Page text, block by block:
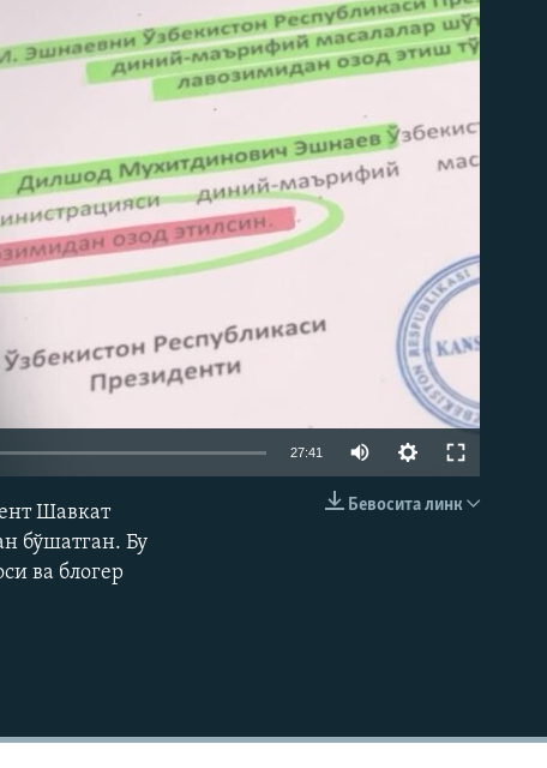
эмас
27:41
Бевосита линк
Шавкат
бўшатган. Бу
ва блогер